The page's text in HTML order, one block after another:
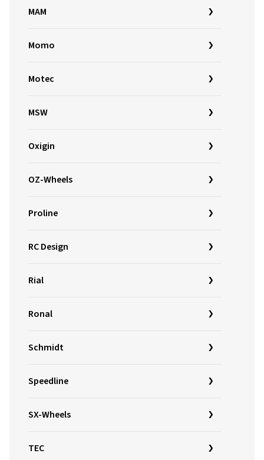
MAM
Momo
Motec
MSW
Oxigin
OZ-Wheels
Proline
RC Design
Rial
Ronal
Schmidt
Speedline
SX-Wheels
TEC